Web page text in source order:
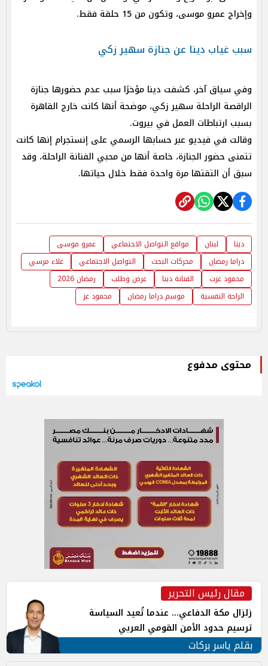
وإخراج عمرو موسى، وتكون من 15 حلقة فقط.
سبب غياب دينا عن جنازة سهير زكي
وفي سياق آخر، كشفت دينا مؤخرًا سبب عدم حضورها جنازة
الراقصة الراحلة سهير زكي، موضحة أنها كانت خارج القاهرة
بسبب ارتباطات العمل في بيروت.
وقالت في فيديو عبر حسابها الرسمي على إنستجرام إنها كانت
تتمنى حضور الجنازة، خاصة أنها من محبي الفنانة الراحلة، وقد
سبق أن التقتها مرة واحدة فقط خلال حياتها.
دينا لبنان مواقع التواصل الاجتماعي
عمرو موسى
دراما رمضان
محركات البحث التواصل الاجتماعي
علاء مرسي
محمود عزت
الفنانة دينا عرض وطلب
رمضان 2026
الراحة النفسية
موسم دراما رمضان محمود عز
محتوى مدفوع
مقال رئيس التحرير
زلزال مكة الدفاعي... عندما تُعيد السياسة
ترسيم حدود الأمن القومي العربي
بقلم ياسر بركات